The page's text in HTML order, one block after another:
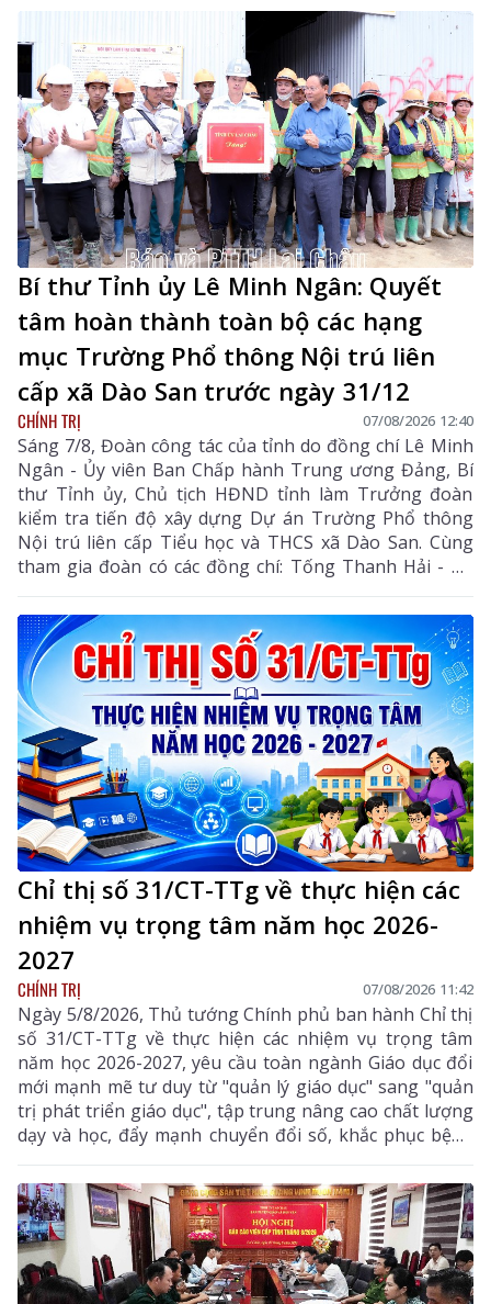
Bí thư Tỉnh ủy Lê Minh Ngân: Quyết
tâm hoàn thành toàn bộ các hạng
mục Trường Phổ thông Nội trú liên
cấp xã Dào San trước ngày 31/12
CHÍNH TRỊ 07/08/2026 12:40
Sáng 7/8, Đoàn công tác của tỉnh do đồng chí Lê Minh
Ngân - Ủy viên Ban Chấp hành Trung ương Đảng, Bí
thư Tỉnh ủy, Chủ tịch HĐND tỉnh làm Trưởng đoàn
kiểm tra tiến độ xây dựng Dự án Trường Phổ thông
Nội trú liên cấp Tiểu học và THCS xã Dào San. Cùng
tham gia đoàn có các đồng chí: Tống Thanh Hải - Uỷ
viên Ban Thường vụ Tỉnh ủy, Phó Chủ tịch Thường
trực UBND tỉnh; Lê Đức Dục - Ủy viên Ban Thường vụ,
Trưởng Ban Tuyên giáo và Dân vận Tỉnh ủy; lãnh đạo
một số sở, ngành liên quan và xã Dào San.
Chỉ thị số 31/CT-TTg về thực hiện các
nhiệm vụ trọng tâm năm học 2026-
2027
CHÍNH TRỊ 07/08/2026 11:42
Ngày 5/8/2026, Thủ tướng Chính phủ ban hành Chỉ thị
số 31/CT-TTg về thực hiện các nhiệm vụ trọng tâm
năm học 2026-2027, yêu cầu toàn ngành Giáo dục đổi
mới mạnh mẽ tư duy từ "quản lý giáo dục" sang "quản
trị phát triển giáo dục", tập trung nâng cao chất lượng
dạy và học, đẩy mạnh chuyển đổi số, khắc phục bệnh
thành tích, bảo đảm đủ giáo viên, trường lớp, cơ sở
vật chất và xây dựng môi trường giáo dục an toàn,
hiện đại, đáp ứng yêu cầu phát triển nguồn nhân lực
chất lượng cao.